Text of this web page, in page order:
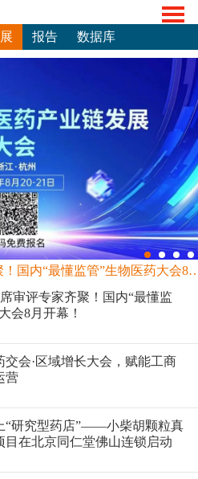
报告 数据库
20+监管与首席审评专家齐聚！国内“最
审评专家齐聚！国内“最懂监
会8月开幕！
交会·区域增长大会，赋能工商
营
“研究型药店”——小柴胡颗粒真
目在北京同仁堂佛山连锁启动